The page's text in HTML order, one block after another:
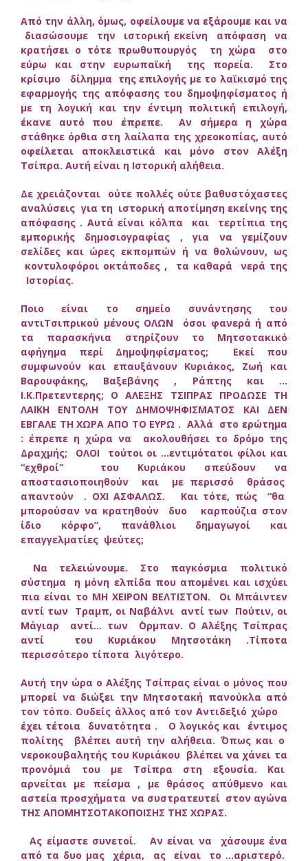
Από την άλλη, όμως, οφείλουμε να εξάρουμε και να
διασώσουμε την ιστορική εκείνη απόφαση να
κρατήσει ο τότε πρωθυπουργός τη χώρα στο
εύρω και στην ευρωπαϊκή της πορεία. Στο
κρίσιμο δίλημμα της επιλογής με το λαϊκισμό της
εφαρμογής της απόφασης του δημοψηφίσματος ή
με τη λογική και την έντιμη πολιτική επιλογή,
έκανε αυτό που έπρεπε. Αν σήμερα η χώρα
στάθηκε όρθια στη λαίλαπα της χρεοκοπίας, αυτό
οφείλεται αποκλειστικά και μόνο στον Αλέξη
Τσίπρα. Αυτή είναι η Ιστορική αλήθεια.
Δε χρειάζονται ούτε πολλές ούτε βαθυστόχαστες
αναλύσεις για τη ιστορική αποτίμηση εκείνης της
απόφασης . Αυτά είναι κόλπα και τερτίπια της
εμπορικής δημοσιογραφίας , για να γεμίζουν
σελίδες και ώρες εκπομπών ή να θολώνουν, ως
κοντυλοφόροι οκτάποδες , τα καθαρά νερά της
Ιστορίας.
Ποιο είναι το σημείο συνάντησης του
αντιΤσιπρικού μένους ΟΛΩΝ όσοι φανερά ή από
τα παρασκήνια στηρίζουν το Μητσοτακικό
αφήγημα περί Δημοψηφίσματος; Εκεί που
συμφωνούν και επαυξάνουν Κυριάκος, Ζωή και
Βαρουφάκης, Βαξεβάνης , Ράπτης και …
Ι.Κ.Πρετεντερης; Ο ΑΛΕΞΗΣ ΤΣΙΠΡΑΣ ΠΡΟΔΩΣΕ ΤΗ
ΛΑΪΚΗ ΕΝΤΟΛΗ ΤΟΥ ΔΗΜΟΨΗΦΙΣΜΑΤΟΣ ΚΑΙ ΔΕΝ
ΕΒΓΑΛΕ ΤΗ ΧΩΡΑ ΑΠΟ ΤΟ ΕΥΡΩ . Αλλά στο ερώτημα
: έπρεπε η χώρα να ακολουθήσει το δρόμο της
Δραχμής; ΟΛΟΙ τούτοι οι …εντιμότατοι φίλοι και
“εχθροί” του Κυριάκου σπεύδουν να
αποστασιοποιηθούν και με περισσό θράσος
απαντούν . ΟΧΙ ΑΣΦΑΛΩΣ. Και τότε, πώς “θα
μπορούσαν να κρατηθούν δυο καρπούζια στον
ίδιο κόρφο”, πανάθλιοι δημαγωγοί και
επαγγελματίες ψεύτες;
Να τελειώνουμε. Στο παγκόσμια πολιτικό
σύστημα η μόνη ελπίδα που απομένει και ισχύει
πια είναι το ΜΗ ΧΕΙΡΟΝ ΒΕΛΤΙΣΤΟΝ. Οι Μπάιντεν
αντί των Τραμπ, οι Ναβάλνι αντί των Πούτιν, οι
Μάγιαρ αντί… των ΄Ορμπαν. Ο Αλέξης Τσίπρας
αντί του Κυριάκου Μητσοτάκη .Τίποτα
περισσότερο τίποτα λιγότερο.
Αυτή την ώρα ο Αλέξης Τσίπρας είναι ο μόνος που
μπορεί να διώξει την Μητσοτακή πανούκλα από
τον τόπο. Ουδείς άλλος από τον Αντιδεξιό χώρο
έχει τέτοια δυνατότητα . Ο λογικός και έντιμος
πολίτης βλέπει αυτή την αλήθεια. ΄Όπως και ο
νεροκουβαλητής του Κυριάκου βλέπει να χάνει τα
προνόμιά του με Τσίπρα στη εξουσία. Και
αρνείται με πείσμα , με θράσος απύθμενο και
αστεία προσχήματα να συστρατευτεί στον αγώνα
ΤΗΣ ΑΠΟΜΗΤΣΟΤΑΚΟΠΟΙΣΗΣ ΤΗΣ ΧΩΡΑΣ.
Ας είμαστε συνετοί. Αν είναι να χάσουμε ένα
από τα δυο μας χέρια, ας είναι το …αριστερό.